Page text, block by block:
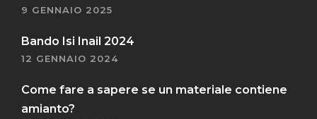
9 GENNAIO 2025
Bando Isi Inail 2024
12 GENNAIO 2024
Come fare a sapere se un materiale contiene
amianto?